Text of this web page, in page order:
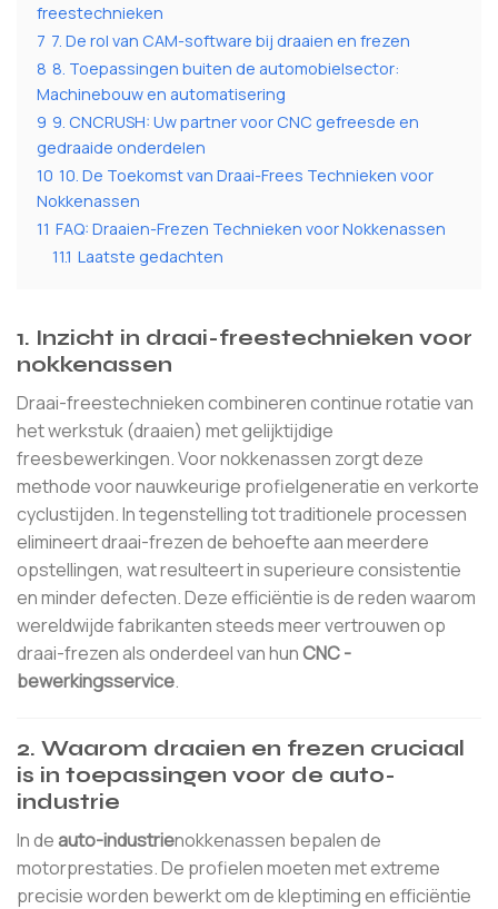
freestechnieken
7 7. De rol van CAM-software bij draaien en frezen
8 8. Toepassingen buiten de automobielsector:
Machinebouw en automatisering
9 9. CNCRUSH: Uw partner voor CNC gefreesde en
gedraaide onderdelen
10 10. De Toekomst van Draai-Frees Technieken voor
Nokkenassen
11 FAQ: Draaien-Frezen Technieken voor Nokkenassen
11.1 Laatste gedachten
1. Inzicht in draai-freestechnieken voor
nokkenassen
Draai-freestechnieken combineren continue rotatie van
het werkstuk (draaien) met gelijktijdige
freesbewerkingen. Voor nokkenassen zorgt deze
methode voor nauwkeurige profielgeneratie en verkorte
cyclustijden. In tegenstelling tot traditionele processen
elimineert draai-frezen de behoefte aan meerdere
opstellingen, wat resulteert in superieure consistentie
en minder defecten. Deze efficiëntie is de reden waarom
wereldwijde fabrikanten steeds meer vertrouwen op
draai-frezen als onderdeel van hunCNC -
bewerkingsservice.
2. Waarom draaien en frezen cruciaal
is in toepassingen voor de auto-
industrie
In de auto-industrienokkenassen bepalen de
motorprestaties. De profielen moeten met extreme
precisie worden bewerkt om de kleptiming en efficiëntie